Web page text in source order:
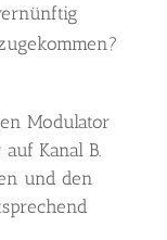
Modulator
Kanal B.
und den